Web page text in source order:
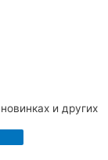
и других